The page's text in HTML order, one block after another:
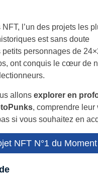
l’un des projets les
est sans doute
petits personnages de
ont conquis le cœur de
allons explorer en
, comprendre leur
si vous souhaitez en
NFT N°1 du Moment